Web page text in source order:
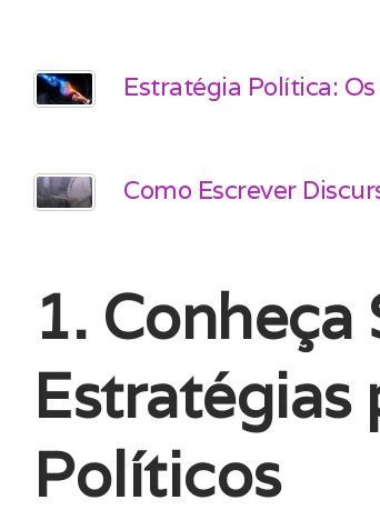
Estratégia Política:
Como Escrever
1. Conheça
Estratégias
Políticos